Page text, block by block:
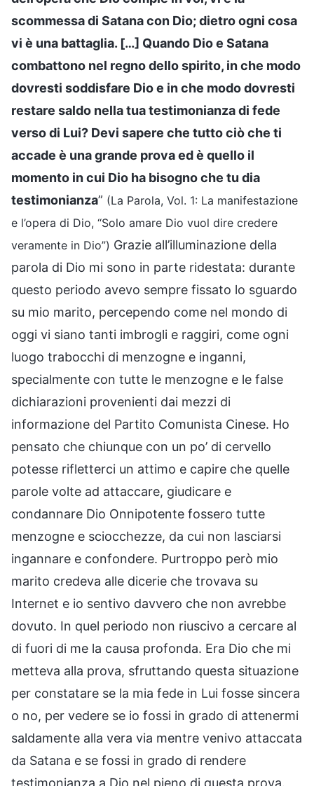
scommessa di Satana con Dio; dietro ogni cosa
vi è una battaglia. […] Quando Dio e Satana
combattono nel regno dello spirito, in che modo
dovresti soddisfare Dio e in che modo dovresti
restare saldo nella tua testimonianza di fede
verso di Lui? Devi sapere che tutto ciò che ti
accade è una grande prova ed è quello il
momento in cui Dio ha bisogno che tu dia
testimonianza” (La Parola, Vol. 1: La manifestazione
e l’opera di Dio, “Solo amare Dio vuol dire credere
veramente in Dio”) Grazie all’illuminazione della
parola di Dio mi sono in parte ridestata: durante
questo periodo avevo sempre fissato lo sguardo
su mio marito, percependo come nel mondo di
oggi vi siano tanti imbrogli e raggiri, come ogni
luogo trabocchi di menzogne e inganni,
specialmente con tutte le menzogne e le false
dichiarazioni provenienti dai mezzi di
informazione del Partito Comunista Cinese. Ho
pensato che chiunque con un po’ di cervello
potesse rifletterci un attimo e capire che quelle
parole volte ad attaccare, giudicare e
condannare Dio Onnipotente fossero tutte
menzogne e sciocchezze, da cui non lasciarsi
ingannare e confondere. Purtroppo però mio
marito credeva alle dicerie che trovava su
Internet e io sentivo davvero che non avrebbe
dovuto. In quel periodo non riuscivo a cercare al
di fuori di me la causa profonda. Era Dio che mi
metteva alla prova, sfruttando questa situazione
per constatare se la mia fede in Lui fosse sincera
o no, per vedere se io fossi in grado di attenermi
saldamente alla vera via mentre venivo attaccata
da Satana e se fossi in grado di rendere
testimonianza a Dio nel pieno di questa prova.